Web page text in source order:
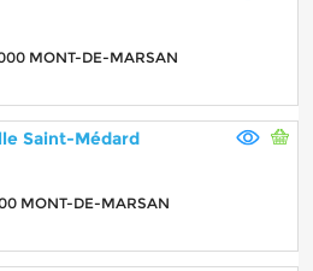
MONT-DE-MARSAN
Saint-Médard
MONT-DE-MARSAN